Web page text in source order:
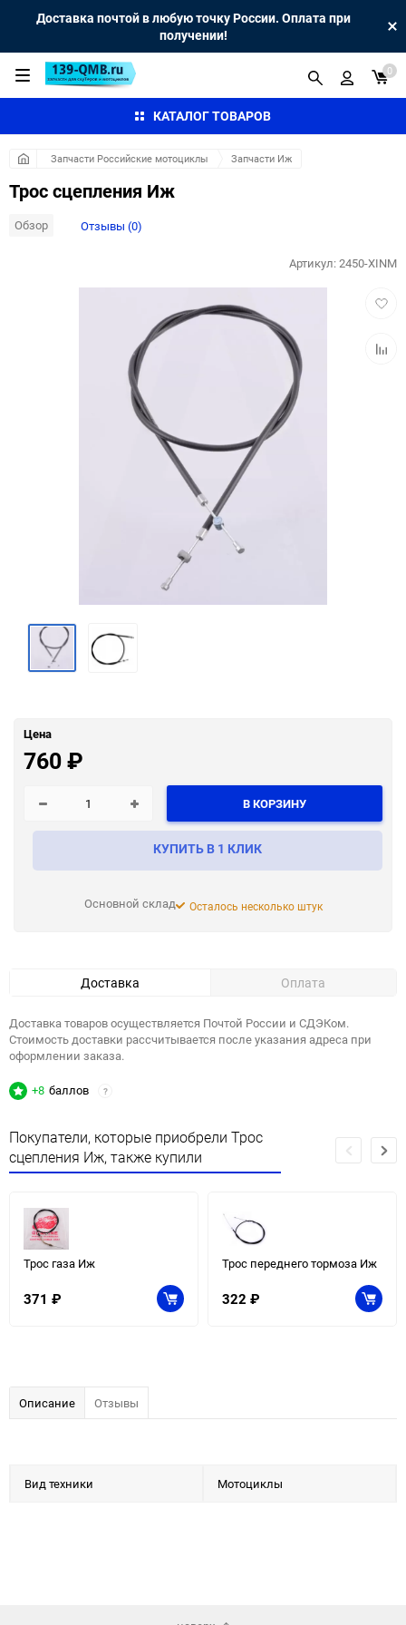
Доставка почтой в любую точку России. Оплата при
получении!
КАТАЛОГ ТОВАРОВ
0
Запчасти Российские мотоциклы Запчасти Иж
Трос сцепления Иж
Обзор Отзывы (0)
Артикул:2450-XINM
Цена
760₽
В КОРЗИНУ
КУПИТЬ В 1 КЛИК
Основной склад Осталось несколько штук
Доставка Оплата
Доставка товаров осуществляется Почтой России и СДЭКом.
Стоимость доставки рассчитывается после указания адреса при
оформлении заказа.
+8 баллов ?
Покупатели, которые приобрели Трос
сцепления Иж, также купили
Трос газа Иж
371 ₽
Трос переднего тормоза Иж
322 ₽
Описание Отзывы
Вид техники Мотоциклы